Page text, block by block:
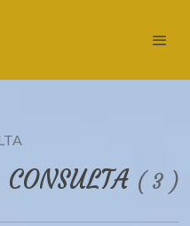
CONSULTA ( 3 )